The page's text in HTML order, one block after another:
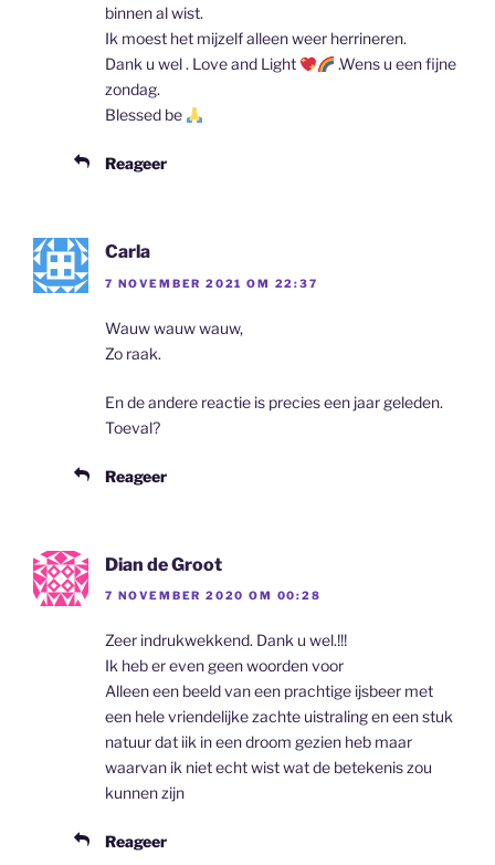
binnen al wist.
Ik moest het mijzelf alleen weer herrineren.
Dank u wel . Love and Light
.Wens u een fijne
zondag.
Blessed be
Reageer
Carla
7 NOVEMBER 2021 OM 22:37
Wauw wauw wauw,
Zo raak.
En de andere reactie is precies een jaar geleden.
Toeval?
Reageer
Dian de Groot
7 NOVEMBER 2020 OM 00:28
Zeer indrukwekkend. Dank u wel.!!!
Ik heb er even geen woorden voor
Alleen een beeld van een prachtige ijsbeer met
een hele vriendelijke zachte uistraling en een stuk
natuur dat iik in een droom gezien heb maar
waarvan ik niet echt wist wat de betekenis zou
kunnen zijn
Reageer